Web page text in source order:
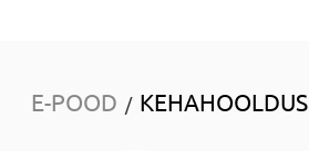
E-POOD / KEHAHOOLDUS